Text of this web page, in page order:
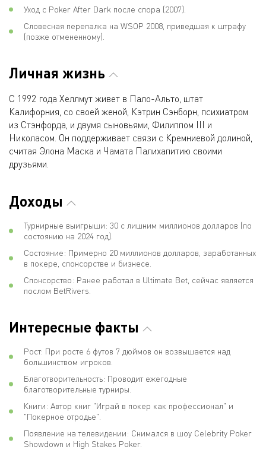
Уход с Poker After Dark после спора (2007).
Словесная перепалка на WSOP 2008, приведшая к штрафу
(позже отмененному).
Личная жизнь
С 1992 года Хеллмут живет в Пало-Альто, штат
Калифорния, со своей женой, Кэтрин Сэнборн, психиатром
из Стэнфорда, и двумя сыновьями, Филиппом III и
Николасом. Он поддерживает связи с Кремниевой долиной,
считая Элона Маска и Чамата Палихапитию своими
друзьями.
Доходы
Турнирные выигрыши: 30 с лишним миллионов долларов (по
состоянию на 2024 год).
Состояние: Примерно 20 миллионов долларов, заработанных
в покере, спонсорстве и бизнесе.
Спонсорство: Ранее работал в Ultimate Bet, сейчас является
послом BetRivers.
Интересные факты
Рост: При росте 6 футов 7 дюймов он возвышается над
большинством игроков.
Благотворительность: Проводит ежегодные
благотворительные турниры.
Книги: Автор книг "Играй в покер как профессионал" и
"Покерное отродье".
Появление на телевидении: Снимался в шоу Celebrity Poker
Showdown и High Stakes Poker.